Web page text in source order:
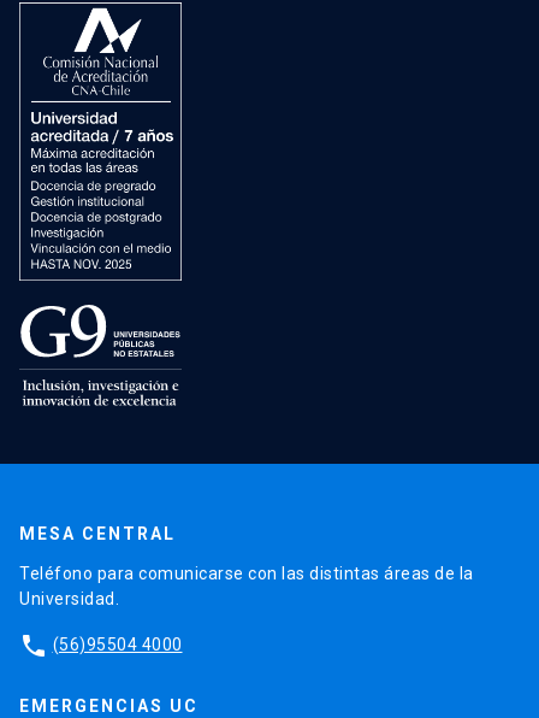
MESA CENTRAL
Teléfono para comunicarse con las distintas áreas de la
Universidad.
phone (56)95504 4000
EMERGENCIAS UC